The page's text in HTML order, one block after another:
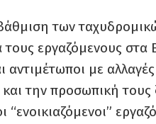
των
τους εργαζόμενους
αντιμέτωποι με
την προσωπική
“ενοικιαζόμενοι”